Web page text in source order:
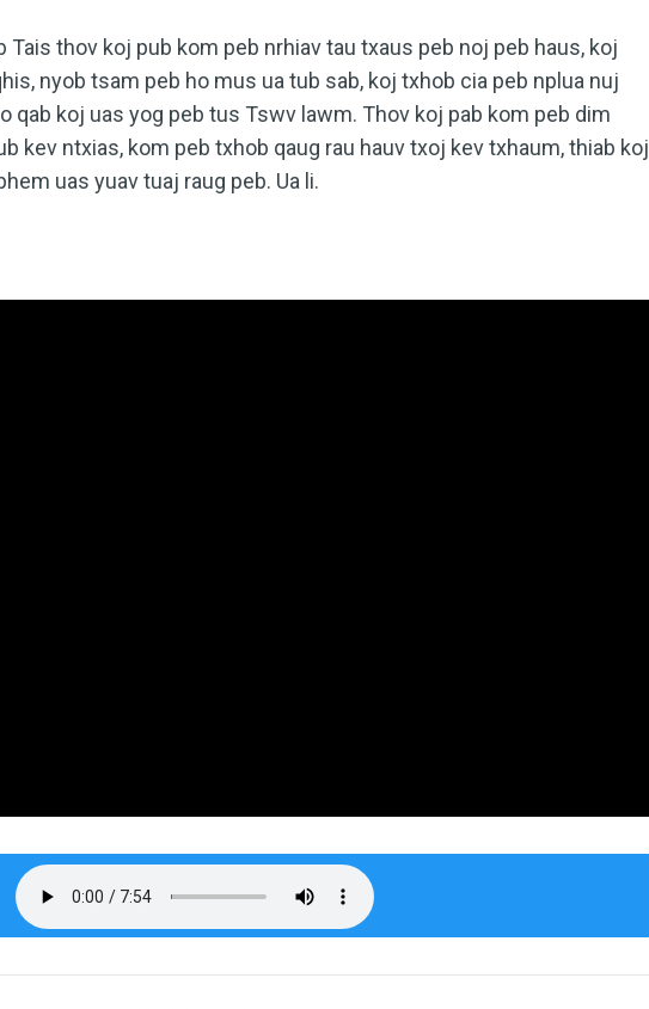
Tais thov koj pub kom peb nrhiav tau txaus peb noj peb haus, koj
nyob tsam peb ho mus ua tub sab, koj txhob cia peb nplua nuj
qab koj uas yog peb tus Tswv lawm. Thov koj pab kom peb dim
kev ntxias, kom peb txhob qaug rau hauv txoj kev txhaum, thiab koj
uas yuav tuaj raug peb. Ua li.